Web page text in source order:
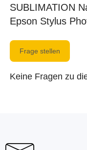
SUBLIMATION
Epson Stylus
Frage stellen
Keine Fragen zu